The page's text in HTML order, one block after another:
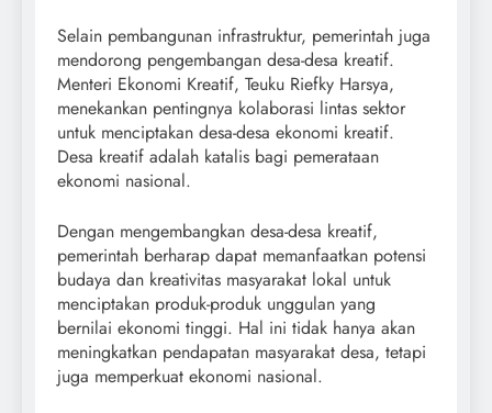
Selain pembangunan infrastruktur, pemerintah juga
mendorong pengembangan desa-desa kreatif.
Menteri Ekonomi Kreatif, Teuku Riefky Harsya,
menekankan pentingnya kolaborasi lintas sektor
untuk menciptakan desa-desa ekonomi kreatif.
Desa kreatif adalah katalis bagi pemerataan
ekonomi nasional.
Dengan mengembangkan desa-desa kreatif,
pemerintah berharap dapat memanfaatkan potensi
budaya dan kreativitas masyarakat lokal untuk
menciptakan produk-produk unggulan yang
bernilai ekonomi tinggi. Hal ini tidak hanya akan
meningkatkan pendapatan masyarakat desa, tetapi
juga memperkuat ekonomi nasional.